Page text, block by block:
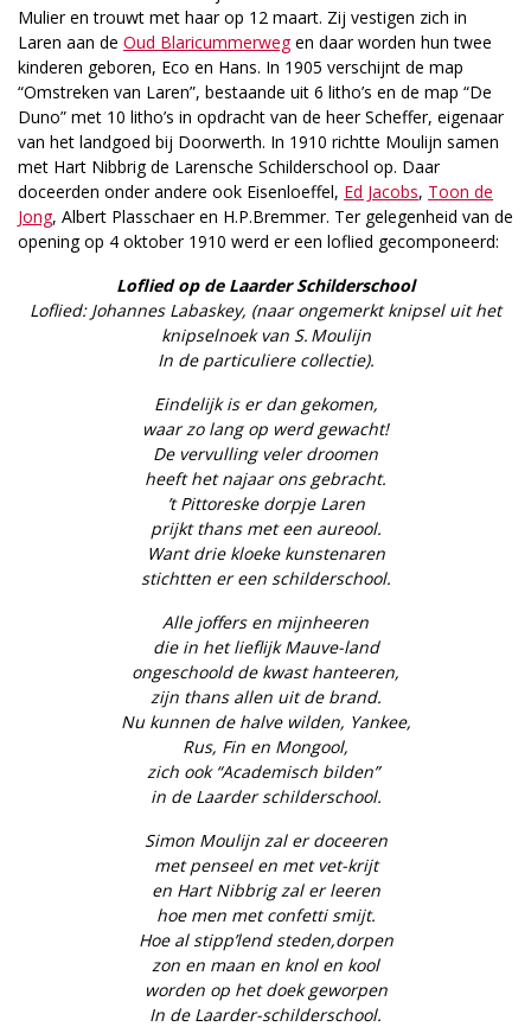
Mulier en trouwt met haar op 12 maart. Zij vestigen zich in
Laren aan de Oud Blaricummerwegen daar worden hun twee
kinderen geboren, Eco en Hans. In 1905 verschijnt de map
“Omstreken van Laren”, bestaande uit 6 litho’s en de map “De
Duno” met 10 litho’s in opdracht van de heer Scheffer, eigenaar
van het landgoed bij Doorwerth. In 1910 richtte Moulijn samen
met Hart Nibbrig de Larensche Schilderschool op. Daar
doceerden onder andere ook Eisenloeffel, Ed Jacobs, Toon de
Jong, Albert Plasschaer en H.P.Bremmer. Ter gelegenheid van de
opening op 4 oktober 1910 werd er een loflied gecomponeerd:
Loflied op de Laarder Schilderschool
Loflied: Johannes Labaskey, (naar ongemerkt knipsel uit het
knipselnoek van S. Moulijn
In de particuliere collectie).
Eindelijk is er dan gekomen,
waar zo lang op werd gewacht!
De vervulling veler droomen
heeft het najaar ons gebracht.
’t Pittoreske dorpje Laren
prijkt thans met een aureool.
Want drie kloeke kunstenaren
stichtten er een schilderschool.
Alle joffers en mijnheeren
die in het lieflijk Mauve-land
ongeschoold de kwast hanteeren,
zijn thans allen uit de brand.
Nu kunnen de halve wilden, Yankee,
Rus, Fin en Mongool,
zich ook “Academisch bilden”
in de Laarder schilderschool.
Simon Moulijn zal er doceeren
met penseel en met vet-krijt
en Hart Nibbrig zal er leeren
hoe men met confetti smijt.
Hoe al stipp’lend steden,dorpen
zon en maan en knol en kool
worden op het doek geworpen
In de Laarder-schilderschool.